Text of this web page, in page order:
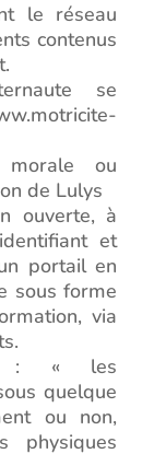
le réseau
contenus
se
morale ou
de Lulys
ouverte, à
et
portail en
sous forme
via
: « les
quelque
ou non,
physiques